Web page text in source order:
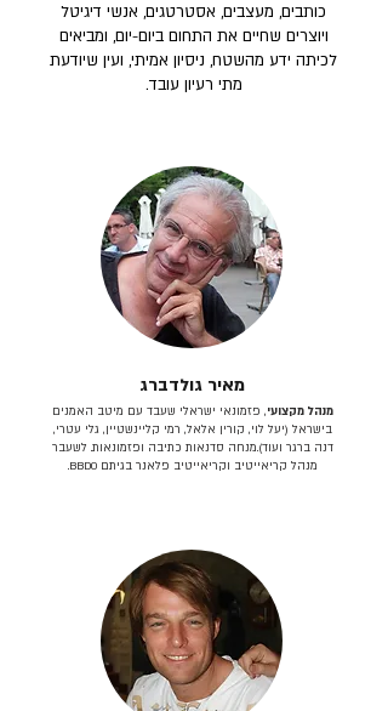
כותבים, מעצבים, אסטרטגים, אנשי דיגיטל
ויוצרים שחיים את התחום ביום-יום, ומביאים
לכיתה ידע מהשטח, ניסיון אמיתי, ועין שיודעת
מתי רעיון עובד.
מאיר גולדברג
מנהל מקצועי, פזמונאי ישראלי שעבד עם מיטב האמנים
בישראל (יעל לוי, קורין אלאל, רמי קליינשטיין, גלי עטרי,
דנה ברגר ועוד).מנחה סדנאות כתיבה ופזמונאות. לשעבר
מנהל קריאייטיב וקריאייטיב פלאנר בגיתם BBDO.